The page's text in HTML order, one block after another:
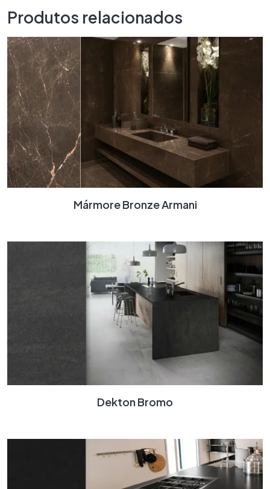
Produtos relacionados
Mármore Bronze Armani
Dekton Bromo